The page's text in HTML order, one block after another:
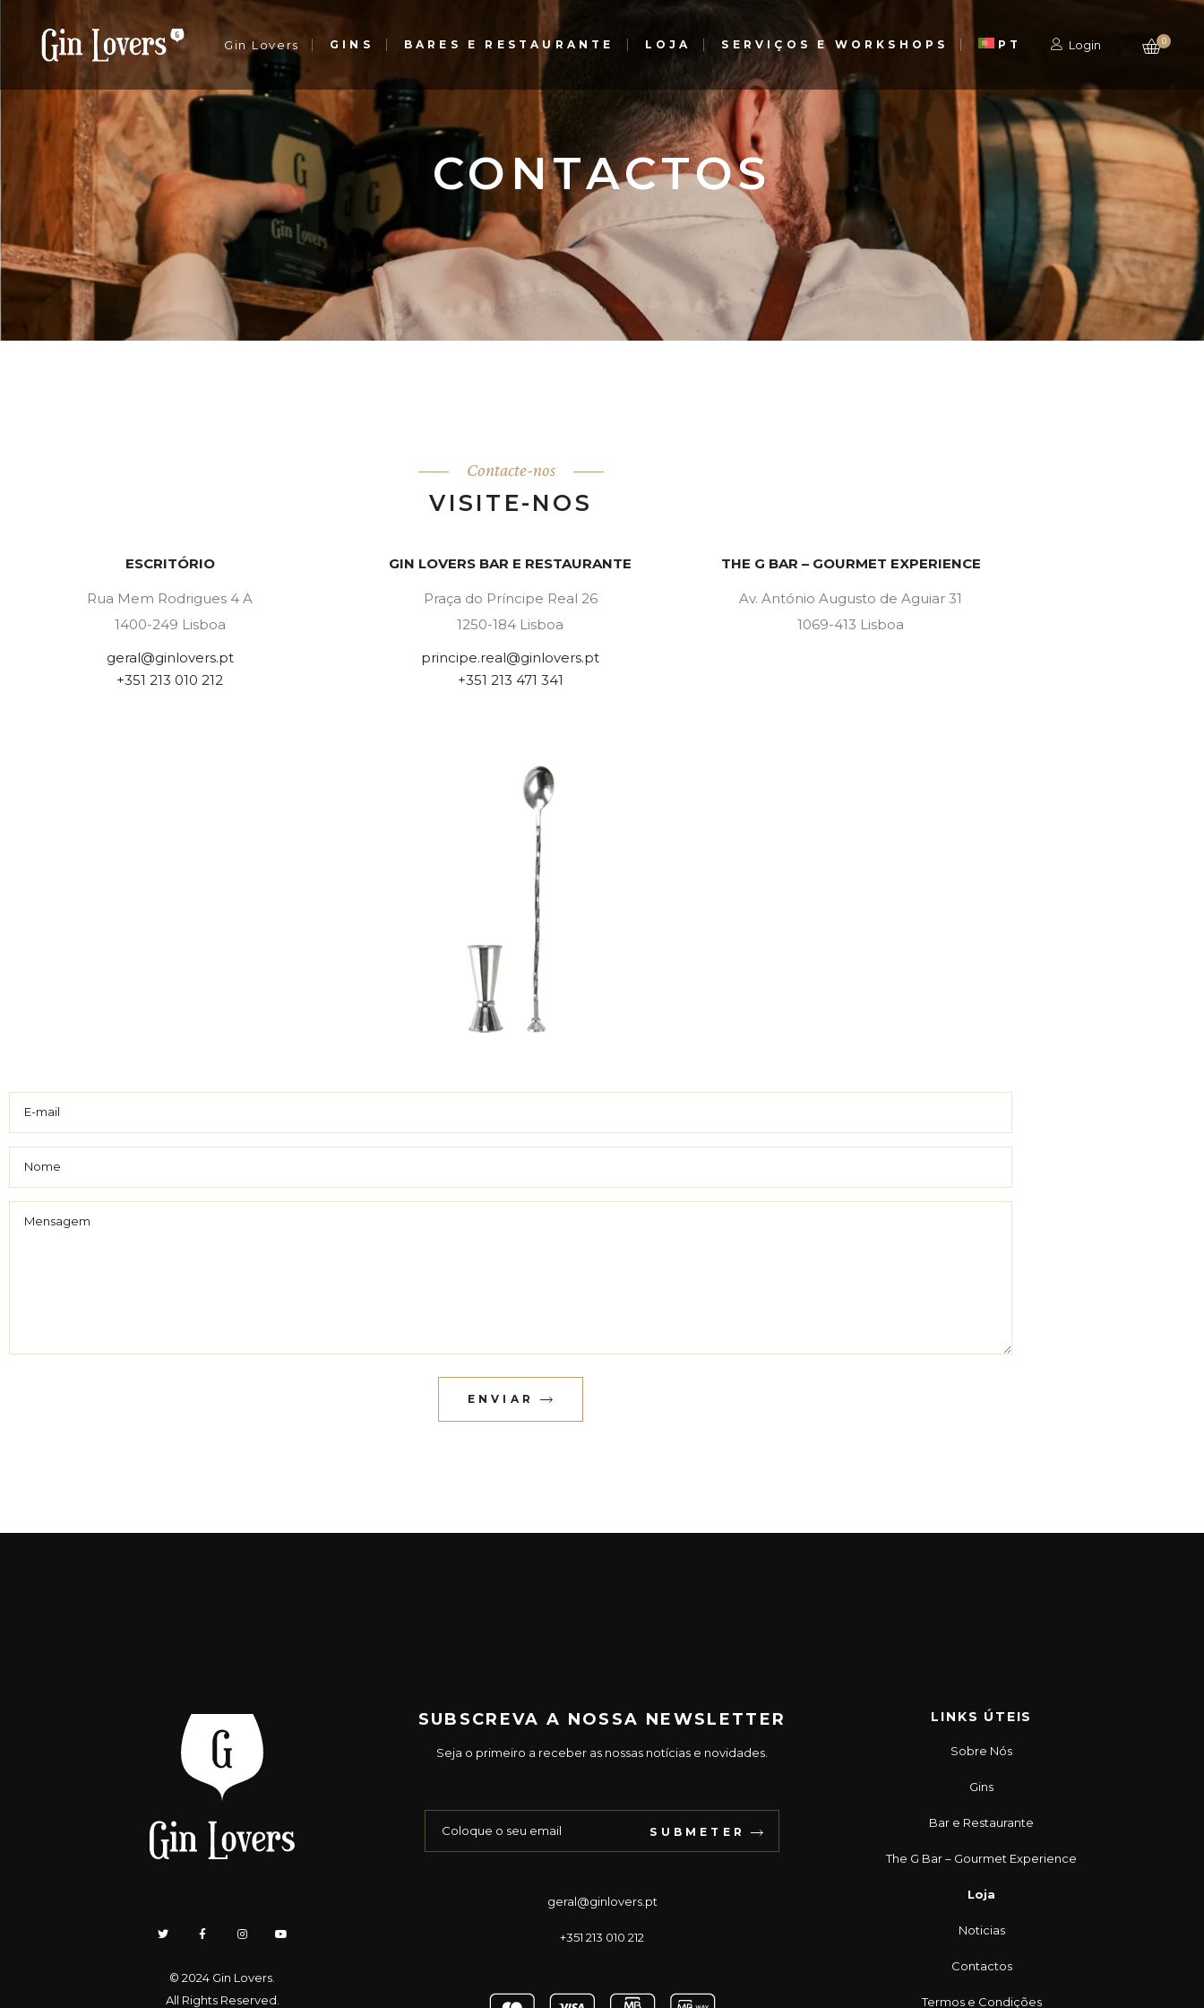
Gin Lovers
Sobre nós
Contactos
GINS BARES E RESTAURANTE
Gin Lovers Bar e Restaurante
The G Bar – Gourmet
Experience – El Corte Inglés
LOJA SERVIÇOS E WORKSHOPS PT
EN
Login 0
CONTACTOS
Contacte-nos
VISITE-NOS
ESCRITÓRIO
Rua Mem Rodrigues 4 A
1400-249 Lisboa
geral@ginlovers.pt
+351 213 010 212
GIN LOVERS BAR E RESTAURANTE
Praça do Príncipe Real 26
1250-184 Lisboa
principe.real@ginlovers.pt
+351 213 471 341
THE G BAR – GOURMET EXPERIENCE
Av. António Augusto de Aguiar 31
1069-413 Lisboa
ENVIAR
© 2024 Gin Lovers
All Rights Reserved.
SUBSCREVA A NOSSA NEWSLETTER
Seja o primeiro a receber as nossas notícias e novidades.
SUBMETER
geral@ginlovers.pt
+351 213 010 212
LINKS ÚTEIS
Sobre Nós
Gins
Bar e Restaurante
The G Bar – Gourmet Experience
Loja
Noticias
Contactos
Termos e Condições